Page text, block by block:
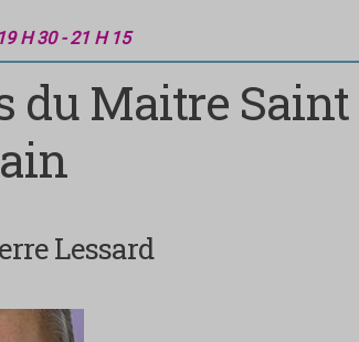
19 H 30 - 21 H 15
du Maitre Saint
Lessard